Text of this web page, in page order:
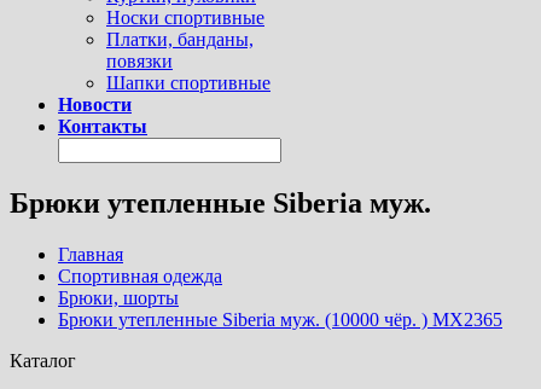
Носки спортивные
Платки, банданы,
повязки
Шапки спортивные
Новости
Контакты
Брюки утепленные Siberia муж.
Главная
Спортивная одежда
Брюки, шорты
Брюки утепленные Siberia муж. (10000 чёр. ) MX2365
Каталог